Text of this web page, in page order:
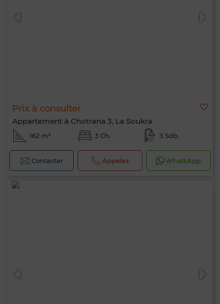
Prix à consulter
Appartement à Chotrana 3, La Soukra
162 m² 3 Ch. 3 Sdb.
Contacter Appelez WhatsApp